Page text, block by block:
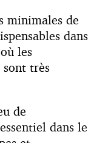
minimales de
dans
les
très
de
dans le